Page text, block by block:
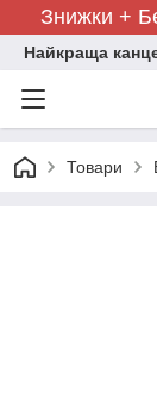
Знижки +
Найкраща
Товари